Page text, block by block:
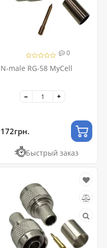
0
N-male RG-58 MyCell
172грн.
Быстрый заказ